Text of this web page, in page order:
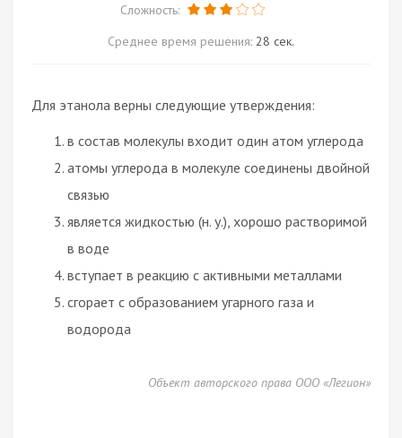
Сложность:
Среднее время решения: 28 сек.
Для этанола верны следующие утверждения:
в состав молекулы входит один атом углерода
атомы углерода в молекуле соединены двойной
связью
является жидкостью (н. у.), хорошо растворимой
в воде
вступает в реакцию с активными металлами
сгорает с образованием угарного газа и
водорода
Объект авторского права ООО «Легион»